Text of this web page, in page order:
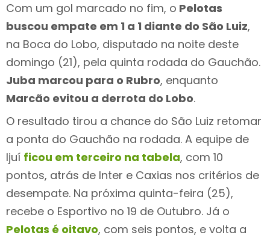
Com um gol marcado no fim, o Pelotas
buscou empate em 1 a 1 diante do São Luiz,
na Boca do Lobo, disputado na noite deste
domingo (21), pela quinta rodada do Gauchão.
Juba marcou para o Rubro, enquanto
Marcão evitou a derrota do Lobo.
O resultado tirou a chance do São Luiz retomar
a ponta do Gauchão na rodada. A equipe de
Ijuí ficou em terceiro na tabela, com 10
pontos, atrás de Inter e Caxias nos critérios de
desempate. Na próxima quinta-feira (25),
recebe o Esportivo no 19 de Outubro. Já o
Pelotas é oitavo, com seis pontos, e volta a